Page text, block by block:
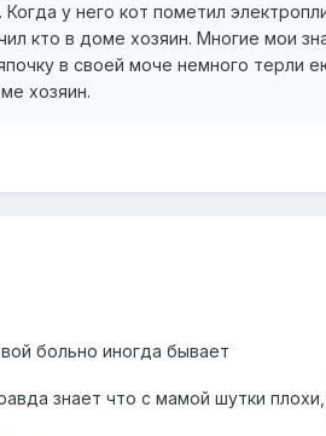
у него кот пометил
кто в доме хозяин. Многие мои
в своей моче немного терли
хозяин.
больно иногда бывает
знает что с мамой шутки плохи,